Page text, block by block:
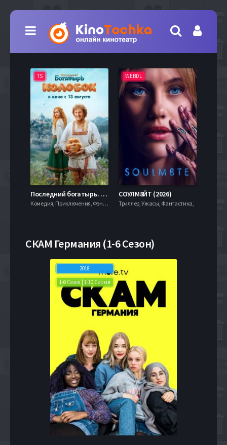
TS
Последний богатырь. Колобок (2026)
Комедия, Приключения, Фэнтези,
WEBDL
СОУЛМ8ЙТ (2026)
Триллер, Ужасы, Фантастика,
СКАМ Германия (1-6 Сезон)
2018
1-6 Сезон | 1-10 Серия